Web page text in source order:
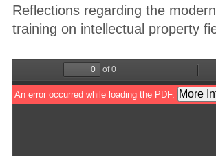
Reflections regarding the
training on intellectual property